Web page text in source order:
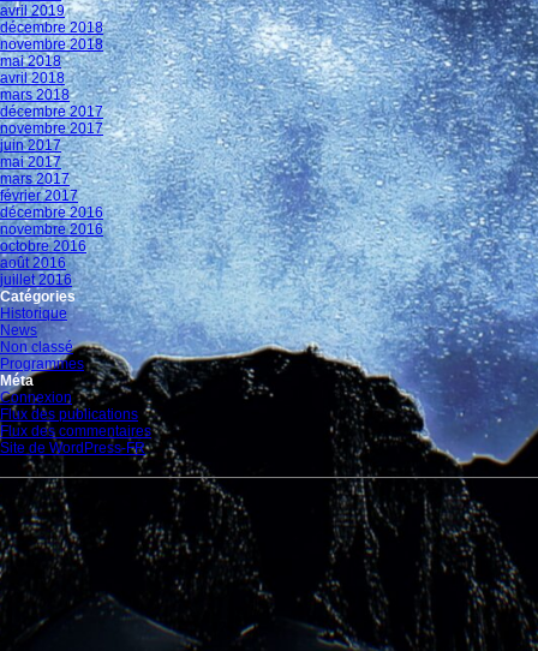
avril 2019
décembre 2018
novembre 2018
mai 2018
avril 2018
mars 2018
décembre 2017
novembre 2017
juin 2017
mai 2017
mars 2017
février 2017
décembre 2016
novembre 2016
octobre 2016
août 2016
juillet 2016
Catégories
Historique
News
Non classé
Programmes
Méta
Connexion
Flux des publications
Flux des commentaires
Site de WordPress-FR